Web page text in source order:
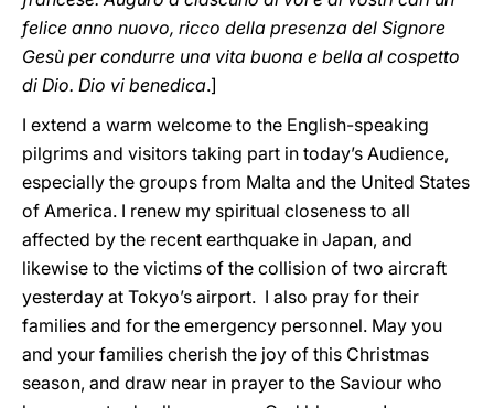
felice anno nuovo, ricco della presenza del Signore
Gesù per condurre una vita buona e bella al cospetto
di Dio. Dio vi benedica.]
I extend a warm welcome to the English-speaking
pilgrims and visitors taking part in today’s Audience,
especially the groups from Malta and the United States
of America. I renew my spiritual closeness to all
affected by the recent earthquake in Japan, and
likewise to the victims of the collision of two aircraft
yesterday at Tokyo’s airport. I also pray for their
families and for the emergency personnel. May you
and your families cherish the joy of this Christmas
season, and draw near in prayer to the Saviour who